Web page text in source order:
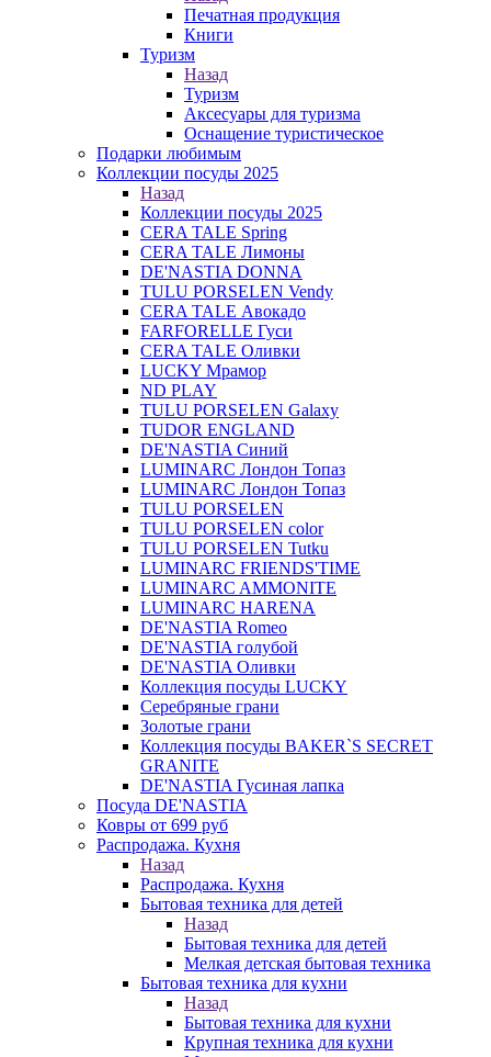
Печатная продукция
Книги
Туризм
Назад
Туризм
Аксесуары для туризма
Оснащение туристическое
Подарки любимым
Коллекции посуды 2025
Назад
Коллекции посуды 2025
CERA TALE Spring
CERA TALE Лимоны
DE'NASTIA DONNA
TULU PORSELEN Vendy
CERA TALE Авокадо
FARFORELLE Гуси
CERA TALE Оливки
LUCKY Мрамор
ND PLAY
TULU PORSELEN Galaxy
TUDOR ENGLAND
DE'NASTIA Синий
LUMINARC Лондон Топаз
LUMINARC Лондон Топаз
TULU PORSELEN
TULU PORSELEN color
TULU PORSELEN Tutku
LUMINARC FRIENDS'TIME
LUMINARC AMMONITE
LUMINARC HARENA
DE'NASTIA Romeo
DE'NASTIA голубой
DE'NASTIA Оливки
Коллекция посуды LUCKY
Серебряные грани
Золотые грани
Коллекция посуды BAKER`S SECRET
GRANITE
DE'NASTIA Гусиная лапка
Посуда DE'NASTIA
Ковры от 699 руб
Распродажа. Кухня
Назад
Распродажа. Кухня
Бытовая техника для детей
Назад
Бытовая техника для детей
Мелкая детская бытовая техника
Бытовая техника для кухни
Назад
Бытовая техника для кухни
Крупная техника для кухни